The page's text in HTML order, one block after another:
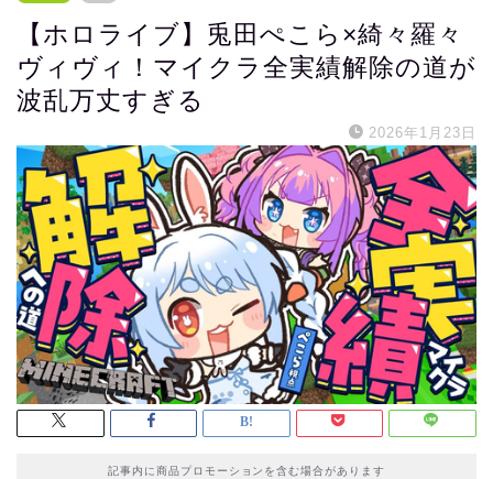
【ホロライブ】兎田ぺこら×綺々羅々
ヴィヴィ！マイクラ全実績解除の道が
波乱万丈すぎる
2026年1月23日
記事内に商品プロモーションを含む場合があります